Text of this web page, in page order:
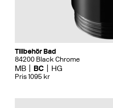
Tillbehör Bad
84200 Black Chrome
MB BC HG
Pris 1095 kr